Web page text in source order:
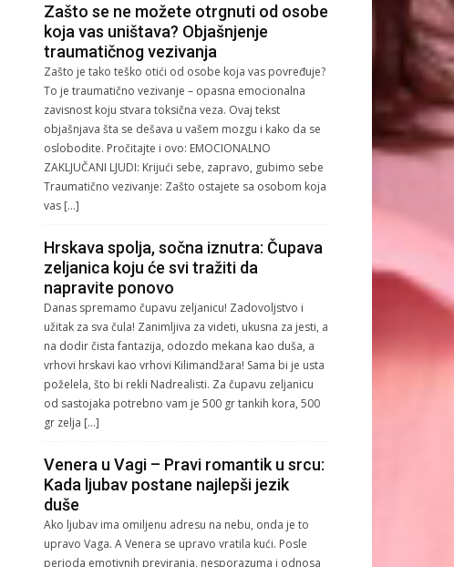
Zašto se ne možete otrgnuti od osobe
koja vas uništava? Objašnjenje
traumatičnog vezivanja
Zašto je tako teško otići od osobe koja vas povređuje?
To je traumatično vezivanje – opasna emocionalna
zavisnost koju stvara toksična veza. Ovaj tekst
objašnjava šta se dešava u vašem mozgu i kako da se
oslobodite. Pročitajte i ovo: EMOCIONALNO
ZAKLJUČANI LJUDI: Krijući sebe, zapravo, gubimo sebe
Traumatično vezivanje: Zašto ostajete sa osobom koja
vas […]
Hrskava spolja, sočna iznutra: Čupava
zeljanica koju će svi tražiti da
napravite ponovo
Danas spremamo čupavu zeljanicu! Zadovoljstvo i
užitak za sva čula! Zanimljiva za videti, ukusna za jesti, a
na dodir čista fantazija, odozdo mekana kao duša, a
vrhovi hrskavi kao vrhovi Kilimandžara! Sama bi je usta
poželela, što bi rekli Nadrealisti. Za čupavu zeljanicu
od sastojaka potrebno vam je 500 gr tankih kora, 500
gr zelja […]
Venera u Vagi – Pravi romantik u srcu:
Kada ljubav postane najlepši jezik
duše
Ako ljubav ima omiljenu adresu na nebu, onda je to
upravo Vaga. A Venera se upravo vratila kući. Posle
perioda emotivnih previranja, nesporazuma i odnosa